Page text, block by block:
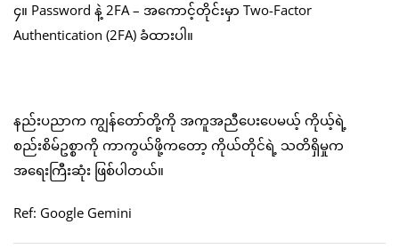
၄။ Password နဲ့ 2FA – အကောင့်တိုင်းမှာ Two-Factor
Authentication (2FA) ခံထားပါ။
နည်းပညာက ကျွန်တော်တို့ကို အကူအညီပေးပေမယ့် ကိုယ့်ရဲ့
စည်းစိမ်ဥစ္စာကို ကာကွယ်ဖို့ကတော့ ကိုယ်တိုင်ရဲ့ သတိရှိမှုက
အရေးကြီးဆုံး ဖြစ်ပါတယ်။
Ref: Google Gemini